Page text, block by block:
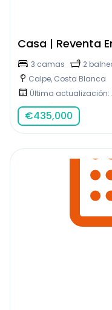
Casa | Reventa
3 camas
2
Calpe, Costa Blanca
Última actualización:
€435,000